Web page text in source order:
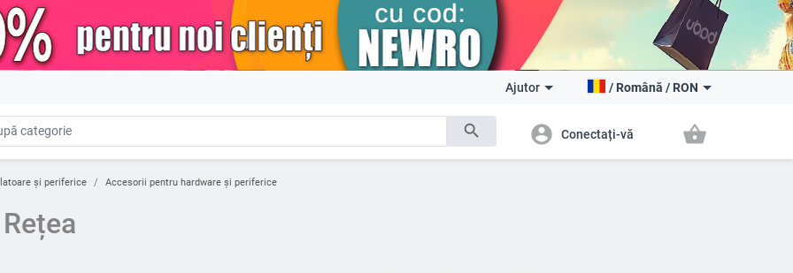
search
Ajutor / Română / RON
account_circle Conectați-vă shopping_basket
și periferice Accesorii pentru hardware și periferice